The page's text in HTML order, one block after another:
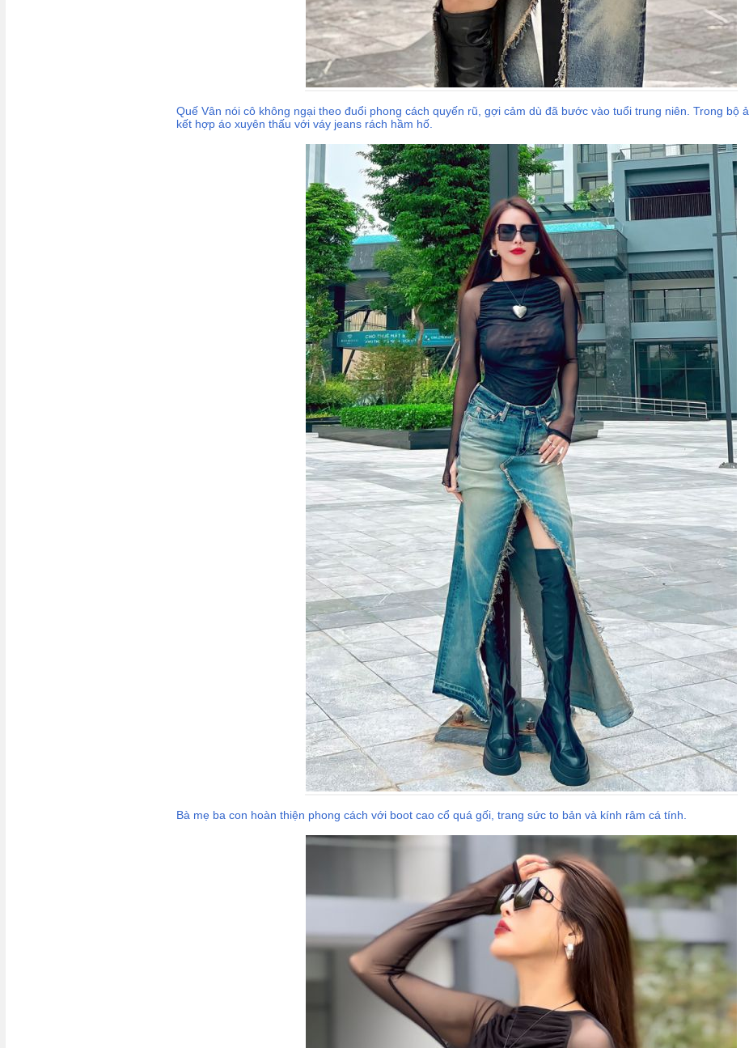
Quế Vân nói cô không ngại theo đuổi phong cách quyến rũ, gợi cảm dù đã bước vào tuổi trung niên. Trong bộ
kết hợp áo xuyên thấu với váy jeans rách hầm hố.
Bà mẹ ba con hoàn thiện phong cách với boot cao cổ quá gối, trang sức to bản và kính râm cá tính.